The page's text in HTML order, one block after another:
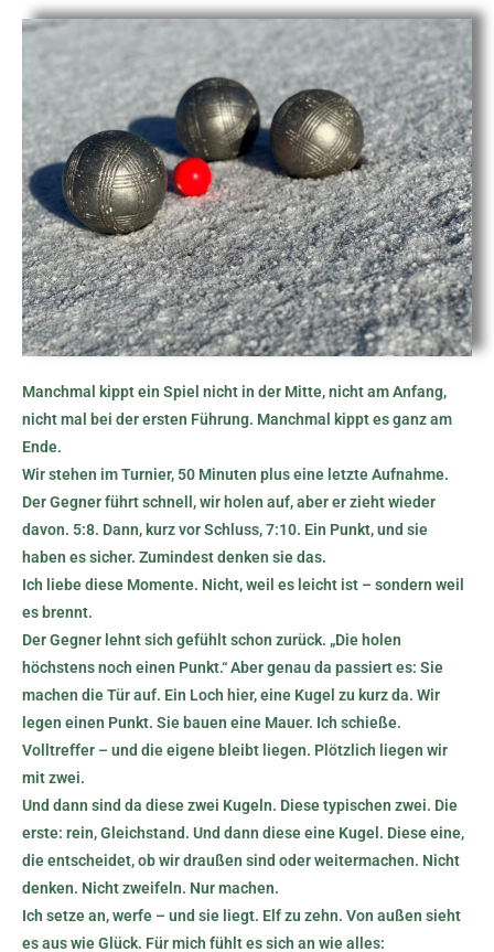
Manchmal kippt ein Spiel nicht in der Mitte, nicht am Anfang,
nicht mal bei der ersten Führung. Manchmal kippt es ganz am
Ende.
Wir stehen im Turnier, 50 Minuten plus eine letzte Aufnahme.
Der Gegner führt schnell, wir holen auf, aber er zieht wieder
davon. 5:8. Dann, kurz vor Schluss, 7:10. Ein Punkt, und sie
haben es sicher. Zumindest denken sie das.
Ich liebe diese Momente. Nicht, weil es leicht ist – sondern weil
es brennt.
Der Gegner lehnt sich gefühlt schon zurück. „Die holen
höchstens noch einen Punkt.“ Aber genau da passiert es: Sie
machen die Tür auf. Ein Loch hier, eine Kugel zu kurz da. Wir
legen einen Punkt. Sie bauen eine Mauer. Ich schieße.
Volltreffer – und die eigene bleibt liegen. Plötzlich liegen wir
mit zwei.
Und dann sind da diese zwei Kugeln. Diese typischen zwei. Die
erste: rein, Gleichstand. Und dann diese eine Kugel. Diese eine,
die entscheidet, ob wir draußen sind oder weitermachen. Nicht
denken. Nicht zweifeln. Nur machen.
Ich setze an, werfe – und sie liegt. Elf zu zehn. Von außen sieht
es aus wie Glück. Für mich fühlt es sich an wie alles: